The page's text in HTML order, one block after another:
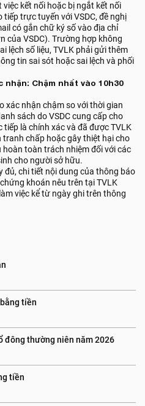
kết nối hoặc bị ngắt kết nối
trực tuyến với VSDC, đề nghị
có gắn chữ ký số vào địa chỉ
của VSDC). Trường hợp không
lệch số liệu, TVLK phải gửi thêm
tin sai sót hoặc sai lệch và phối
Chậm nhất vào 10h30
xác nhận chậm so với thời gian
sách do VSDC cung cấp cho
là chính xác và đã được TVLK
chấp hoặc gây thiệt hại cho
hoàn toàn trách nhiệm đối với các
cho người sở hữu.
đủ, chi tiết nội dung của thông báo
khoán nêu trên tại TVLK
việc kể từ ngày ghi trên thông
tiền
đông thường niên năm 2026
tiền